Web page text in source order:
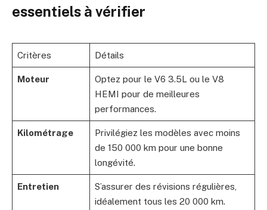
essentiels à vérifier
Critères Détails
Moteur
Optez pour le V6 3.5L ou le V8
HEMI pour de meilleures
performances.
Kilométrage
Privilégiez les modèles avec moins
de 150 000 km pour une bonne
longévité.
Entretien
S’assurer des révisions régulières,
idéalement tous les 20 000 km.